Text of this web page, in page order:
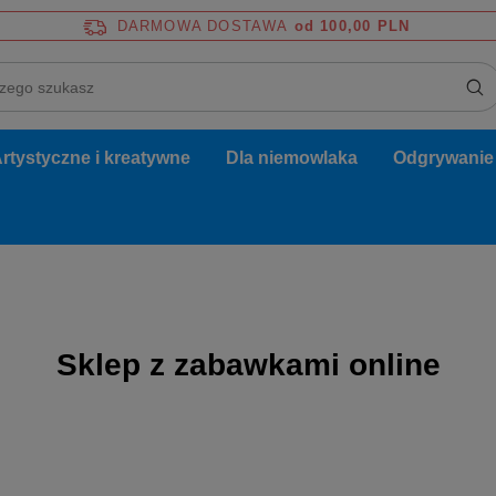
DARMOWA DOSTAWA od 100,00 PLN
i kreatywne Dla niemowlaka
Sklep z zabawkami online